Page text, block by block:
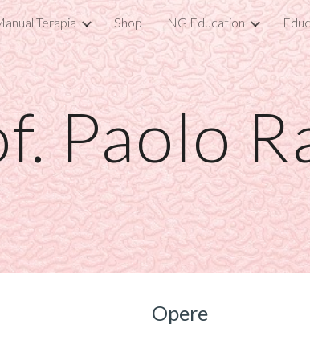
to main content Skip
Terapia Shop ING Education
Paolo
Opere